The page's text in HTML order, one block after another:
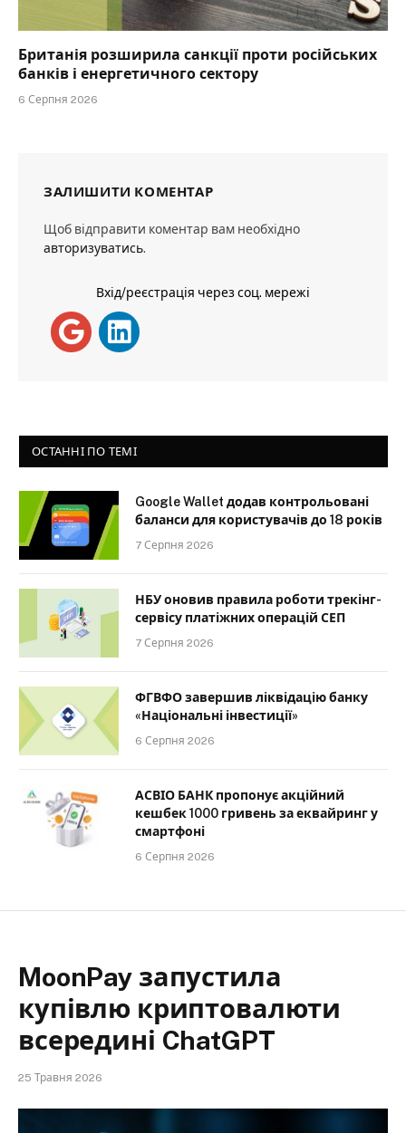
Британія розширила санкції проти російських
банків і енергетичного сектору
6 Серпня 2026
ЗАЛИШИТИ КОМЕНТАР
Щоб відправити коментар вам необхідно
авторизуватись.
Вхід/реєстрація через соц. мережі
ОСТАННІ ПО ТЕМІ
Google Wallet додав контрольовані
баланси для користувачів до 18 років
7 Серпня 2026
НБУ оновив правила роботи трекінг-
сервісу платіжних операцій СЕП
7 Серпня 2026
ФГВФО завершив ліквідацію банку
«Національні інвестиції»
6 Серпня 2026
АСВІО БАНК пропонує акційний
кешбек 1000 гривень за еквайринг у
смартфоні
6 Серпня 2026
MoonPay запустила
купівлю криптовалюти
всередині ChatGPT
25 Травня 2026